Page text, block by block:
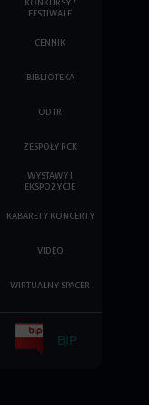
FESTIWALE
CENNIK
BIBLIOTEKA
ODTR
ZESPOŁY RCK
WYSTAWY I
EKSPOZYCJE
KABARETY KONCERTY
VIDEO
WIRTUALNY SPACER
BIP